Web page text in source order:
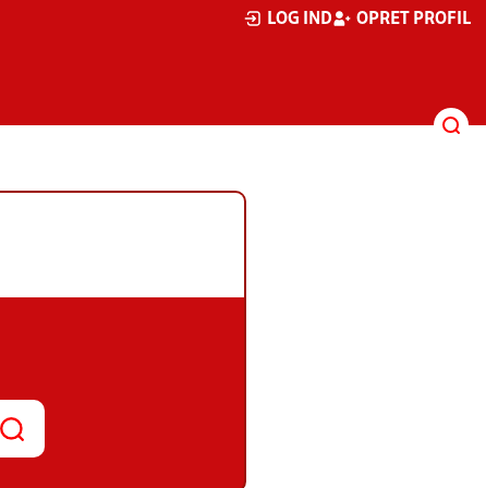
LOG IND OPRET PROFIL